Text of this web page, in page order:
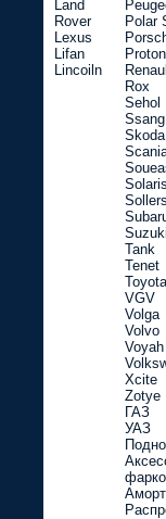
Land
Rover
Lexus
Lifan
Lincoiln
Polar
Proton
Rox
Sehol
Skoda
Solaris
Sollers
Suzuki
Tank
Tenet
Toyota
VGV
Volga
Volvo
Voyah
Xcite
Zotye
ГАЗ
УАЗ